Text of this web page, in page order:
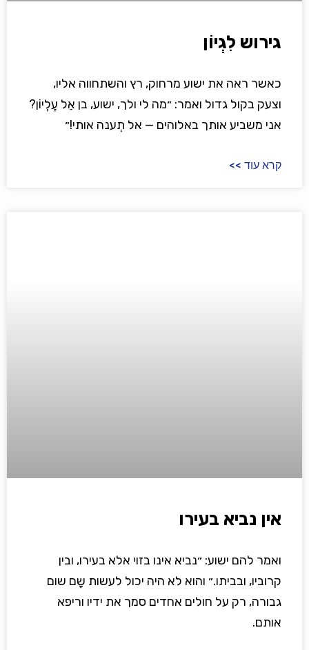
גירוש לִגְיוֹן
כאשר ראה את ישוע מרחוק, רץ והשתחווה אליו,
וצעק בקול גדול ואמר: ״מה לי ולך, ישוע, בן אֵל עֶלְיוֹן?
אני משביע אותך באלוהים — אל תְענה אותי!״
קרא עוד >>
אין נביא בעירו
ואמר להם ישוע: ״נביא אינו בזוי אלא בעירו, ובין
קרוביו, ובביתו.״ והוא לא היה יכול לעשות שָם שום
גבורה, רק על חולים אחדים סמך את ידיו וריפא
אותם.